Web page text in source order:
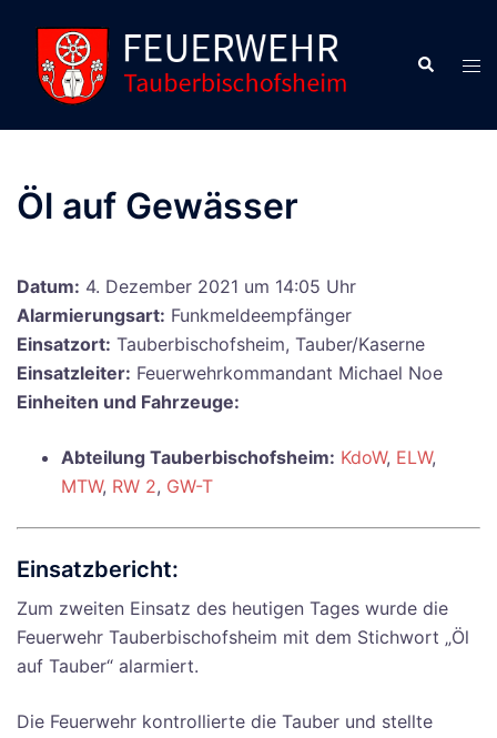
Inhalt
springen
Suche
Öl auf Gewässer
Datum: 4. Dezember 2021 um 14:05 Uhr
Alarmierungsart: Funkmeldeempfänger
Einsatzort: Tauberbischofsheim, Tauber/Kaserne
Einsatzleiter: Feuerwehrkommandant Michael Noe
Einheiten und Fahrzeuge:
Abteilung Tauberbischofsheim: KdoW, ELW,
MTW, RW 2, GW-T
Einsatzbericht:
Zum zweiten Einsatz des heutigen Tages wurde die
Feuerwehr Tauberbischofsheim mit dem Stichwort „Öl
auf Tauber“ alarmiert.
Die Feuerwehr kontrollierte die Tauber und stellte